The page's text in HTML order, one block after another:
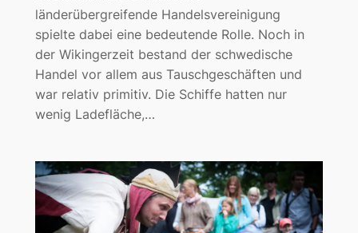
länderübergreifende Handelsvereinigung
spielte dabei eine bedeutende Rolle. Noch in
der Wikingerzeit bestand der schwedische
Handel vor allem aus Tauschgeschäften und
war relativ primitiv. Die Schiffe hatten nur
wenig Ladefläche,…